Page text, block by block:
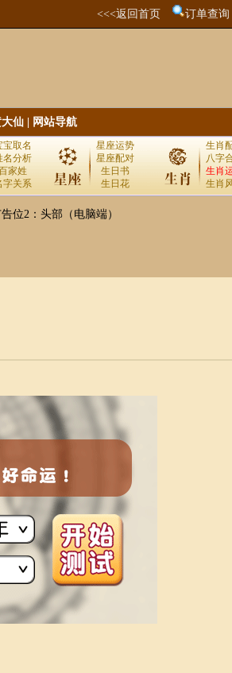
<<<返回首页 订单查询
仙 网站导航
宝取名
名分析
家姓
字关系
星座运势
星座配对
生日书
生日花
生肖
八字
生肖
生肖
位2：头部（电脑端）